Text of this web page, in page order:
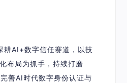
耕AI+数字信任赛道，以技
布局为抓手，持续打磨
善AI时代数字身份认证与